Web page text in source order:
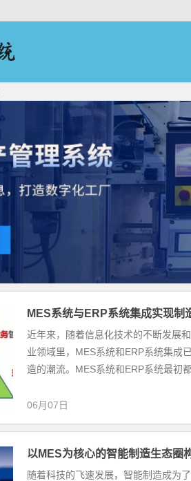
MES系统与ERP系统集成实现制
近年来，随着信息化技术的不断发展
业领域里，MES系统和ERP系统集成
造的潮流。MES系统和ERP系统最初
06月07日
以MES为核心的智能制造生态圈
随着科技的飞速发展，智能制造成为